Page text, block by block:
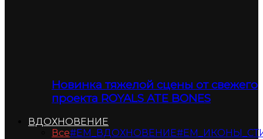
Новинка тяжелой сцены от свежего
проекта ROYALS ATE BONES
ВДОХНОВЕНИЕ
Все#ЕМ_ВДОХНОВЕНИЕ